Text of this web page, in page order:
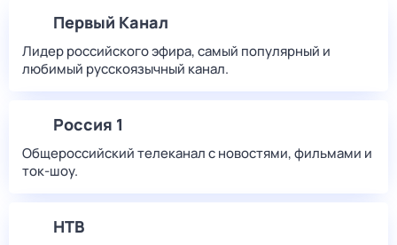
Первый Канал
Лидер российского эфира, самый популярный и
любимый русскоязычный канал.
Россия 1
Общероссийский телеканал с новостями, фильмами и
ток-шоу.
НТВ